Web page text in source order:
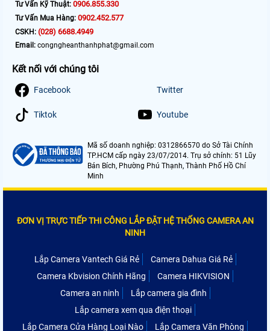
Tư Vấn Kỹ Thuật: 0906.855.330
Tư Vấn Mua Hàng: 0902.452.577
CSKH: (028) 6688.4949
Email: congngheanthanhphat@gmail.com
Kết nối với chúng tôi
Facebook Twitter
Tiktok Youtube
Mã số doanh nghiệp: 0312866570 do Sở Tài Chính
TP.HCM cấp ngày 23/07/2014. Trụ sở chính: 51 Lũy
Bán Bích, Phường Phú Thạnh, Thành Phố Hồ Chí
Minh
ĐƠN VỊ TRỰC TIẾP THI CÔNG LẮP ĐẶT HỆ THỐNG CAMERA AN
NINH
Lắp Camera Vantech Giá Rẻ
Camera Dahua Giá Rẻ
Camera Kbvision Chính Hãng
Camera HIKVISION
Camera an ninh
Lắp camera gia đình
Lắp camera xem qua điện thoại
Lắp Camera Cửa Hàng Loại Nào
Lắp Camera Văn Phòng